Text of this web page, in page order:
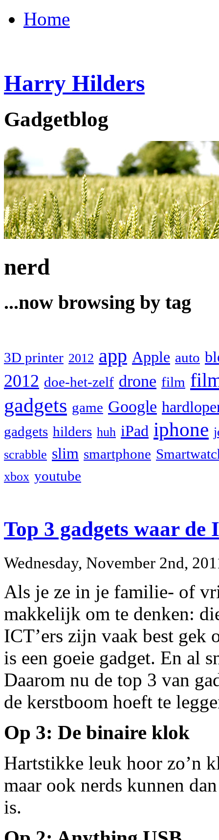
Home
Harry Hilders
Gadgetblog
nerd
...now browsing by tag
3D printer 2012 app Apple auto
2012 doe-het-zelf drone film
gadgets game Google
gadgets hilders huh iPad iphone
scrabble slim smartphone
xbox youtube
Top 3 gadgets waar de
Wednesday, November 2nd,
Als je ze in je familie- of
makkelijk om te denken:
ICT’ers zijn vaak best gek
is een goeie gadget. En al
Daarom nu de top 3 van
de kerstboom hoeft te
Op 3: De binaire klok
Hartstikke leuk hoor zo’n
maar ook nerds kunnen
is.